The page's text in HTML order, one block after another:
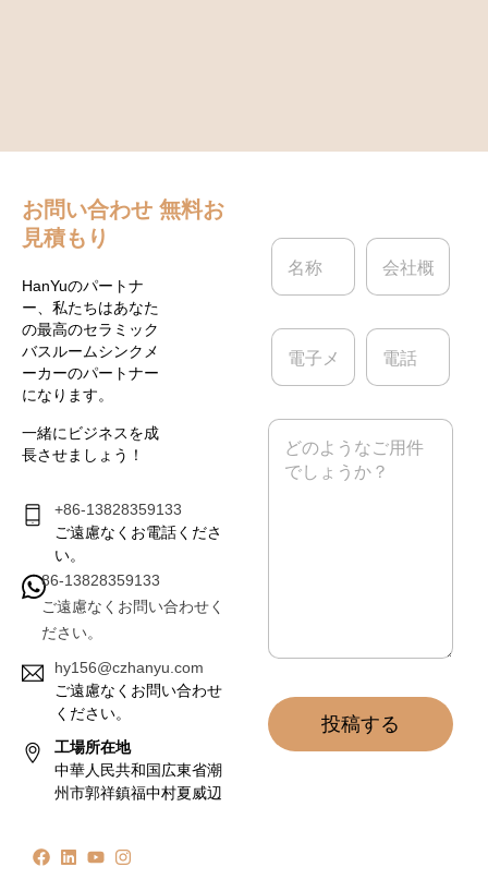
お問い合わせ 無料お
見積もり
HanYuのパートナ
ー、私たちはあなた
の最高のセラミック
バスルームシンクメ
ーカーのパートナー
になります。
一緒にビジネスを成
長させましょう！
+86-13828359133
ご遠慮なくお電話くださ
い。
86-13828359133
ご遠慮なくお問い合わせく
ださい。
hy156@czhanyu.com
ご遠慮なくお問い合わせ
ください。
工場所在地
中華人民共和国広東省潮
州市郭祥鎮福中村夏威辺
名
*
会
概
電
メ
ル
電
メ
投稿する